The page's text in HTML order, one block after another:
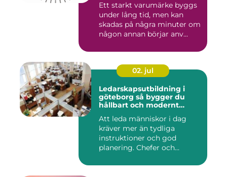
Ett starkt varumärke byggs
under lång tid, men kan
skadas på några minuter om
någon annan börjar anv...
02. jul
Ledarskapsutbildning i
göteborg så bygger du
hållbart och modernt
Att leda människor i dag
kräver mer än tydliga
instruktioner och god
planering. Chefer och